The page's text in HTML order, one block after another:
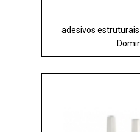
adesivos